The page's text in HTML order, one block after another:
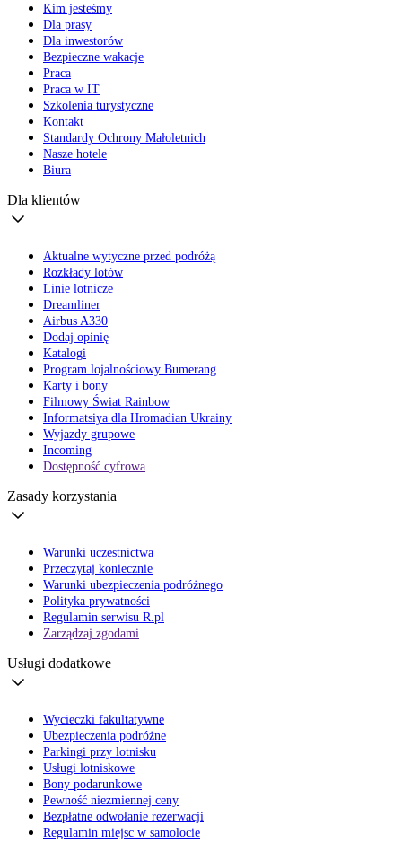
Kim jesteśmy
Dla prasy
Dla inwestorów
Bezpieczne wakacje
Praca
Praca w IT
Szkolenia turystyczne
Kontakt
Standardy Ochrony Małoletnich
Nasze hotele
Biura
Dla klientów
Aktualne wytyczne przed podróżą
Rozkłady lotów
Linie lotnicze
Dreamliner
Airbus A330
Dodaj opinię
Katalogi
Program lojalnościowy Bumerang
Karty i bony
Filmowy Świat Rainbow
Informatsiya dla Hromadian Ukrainy
Wyjazdy grupowe
Incoming
Dostępność cyfrowa
Zasady korzystania
Warunki uczestnictwa
Przeczytaj koniecznie
Warunki ubezpieczenia podróżnego
Polityka prywatności
Regulamin serwisu R.pl
Zarządzaj zgodami
Usługi dodatkowe
Wycieczki fakultatywne
Ubezpieczenia podróżne
Parkingi przy lotnisku
Usługi lotniskowe
Bony podarunkowe
Pewność niezmiennej ceny
Bezpłatne odwołanie rezerwacji
Regulamin miejsc w samolocie